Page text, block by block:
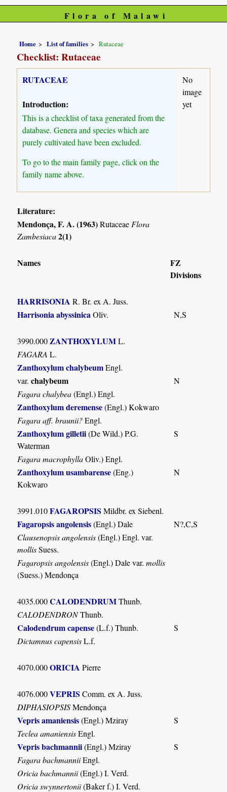
Flora of Malawi
Home List of families Rutaceae
Checklist: Rutaceae
RUTACEAE
Introduction:
This is a checklist of taxa generated from the
database. Genera and species which are
purely cultivated have been excluded.
To go to the main family page, click on the
family name above.
No
image
yet
Literature:
Mendonça, F. A. (1963)Rutaceae Flora
Zambesiaca2(1)
Names
FZ
Divisions
HARRISONIA R. Br. ex A. Juss.
Harrisonia abyssinica Oliv. N,S
3990.000 ZANTHOXYLUML.
FAGARA L.
Zanthoxylum chalybeumEngl.
var.chalybeum
N
Fagara chalybea(Engl.) Engl.
Zanthoxylum deremense(Engl.) Kokwaro
Fagara aff. braunii?Engl.
Zanthoxylum gilletii(De Wild.) P.G.
Waterman
S
Fagara macrophyllaOliv.) Engl.
Zanthoxylum usambarense(Eng.)
Kokwaro
N
3991.010FAGAROPSIS Mildbr. ex Siebenl.
Fagaropsis angolensis(Engl.) Dale
N?,C,S
Clausenopsis angolensis(Engl.) Engl. var.
mollisSuess.
Fagaropsis angolensis(Engl.) Dale var.mollis
(Suess.) Mendonça
4035.000CALODENDRUMThunb.
CALODENDRONThunb.
Calodendrum capense(L.f.) Thunb.
S
Dictamnus capensisL.f.
4070.000ORICIA Pierre
4076.000VEPRIS Comm. ex A. Juss.
DIPHASIOPSISMendonça
Vepris amaniensis(Engl.) Mziray
S
Teclea amaniensisEngl.
Vepris bachmannii(Engl.) Mziray
S
Fagara bachmanniiEngl.
Oricia bachmannii(Engl.) I. Verd.
Oricia swynnertonii(Baker f.) I. Verd.